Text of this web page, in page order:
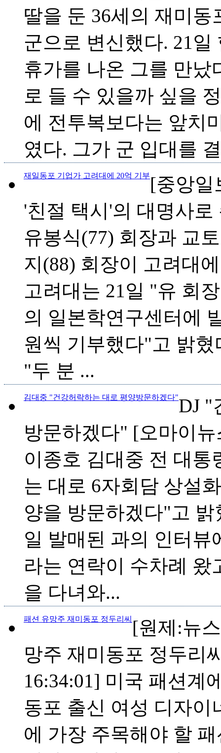
딸을 둔 36세의 재미
군으로 변신했다. 21
휴가를 나온 그를 만났
로 들 수 있을까 싶을
에 전투복보다는 앞치
였다. 그가 군 입대를
재일동포 기업가 고려대에 20억 기부[중앙일
'친절 택시'의 대명사
유봉식(77) 회장과 교
지(88) 회장이 고려대
고려대는 21일 "유 회
의 일본학연구센터에
원씩 기부했다"고 밝
"두 분 ...
김대중 "건강허락하는 대로 평양방문하겠다"DJ "
방문하겠다" [오마이뉴
이종호 김대중 전 대
는 대로 6자회담 상설
양을 방문하겠다"고
일 발매된 과의 인터
라는 연락이 수차례 왔
을 다녀와...
패션 유망주 재미동포 정두리씨 [원제:뉴
망주 재미동포 정두리
16:34:01] 미국 패션계
동포 출신 여성 디자이
에 가장 주목해야 할